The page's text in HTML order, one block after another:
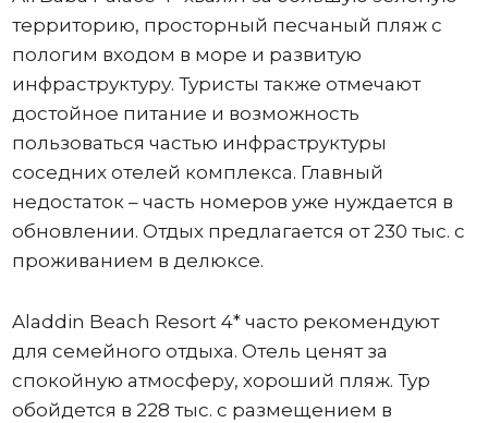
территорию, просторный песчаный пляж с
пологим входом в море и развитую
инфраструктуру. Туристы также отмечают
достойное питание и возможность
пользоваться частью инфраструктуры
соседних отелей комплекса. Главный
недостаток – часть номеров уже нуждается в
обновлении. Отдых предлагается от 230 тыс. с
проживанием в делюксе.
Aladdin Beach Resort 4* часто рекомендуют
для семейного отдыха. Отель ценят за
спокойную атмосферу, хороший пляж. Тур
обойдется в 228 тыс. с размещением в